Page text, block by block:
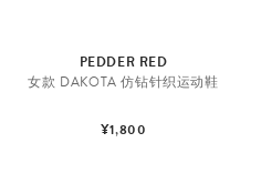
PEDDER RED
女款 DAKOTA 仿钻针织运动鞋
¥1,800